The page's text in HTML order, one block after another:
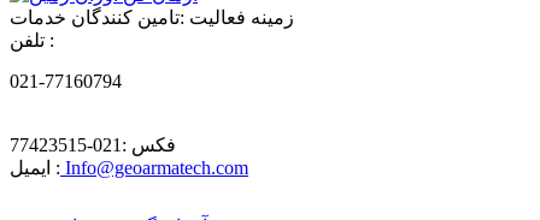
زمینه فعالیت :تامین کنندگان خدمات
تلفن :
021-77160794
فکس : 021-77423515
ایمیل : Info@geoarmatech.com